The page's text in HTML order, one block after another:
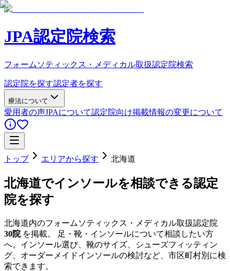
JPA認定院検索
フォームソティックス・メディカル取扱認定院検索
認定院を探す認定者を探す
療法について
愛用者の声JPAについて認定院向け掲載情報の変更について
トップ エリアから探す 北海道
北海道でインソールを相談できる認定
院を探す
北海道内のフォームソティックス・メディカル取扱認定院
30院を掲載。 足・靴・インソールについて相談したい方
へ。インソール選び、靴のサイズ、シューズフィッティン
グ、オーダーメイドインソールの検討など、市区町村別に検
索できます。